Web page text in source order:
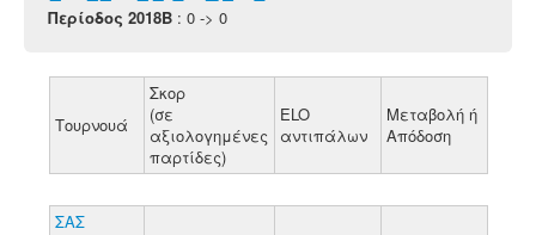
Περίοδος 2018B : 0 -> 0
Τουρνουά
Σκορ
(σε
αξιολογημένες
παρτίδες)
ELO
αντιπάλων
Μεταβολή ή
Απόδοση
ΣΑΣ